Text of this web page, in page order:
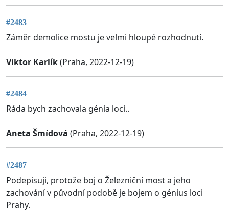
#2483
Záměr demolice mostu je velmi hloupé rozhodnutí.
Viktor Karlík(Praha, 2022-12-19)
#2484
Ráda bych zachovala génia loci..
Aneta Šmídová (Praha, 2022-12-19)
#2487
Podepisuji, protože boj o Železniční most a jeho
zachování v původní podobě je bojem o génius loci
Prahy.